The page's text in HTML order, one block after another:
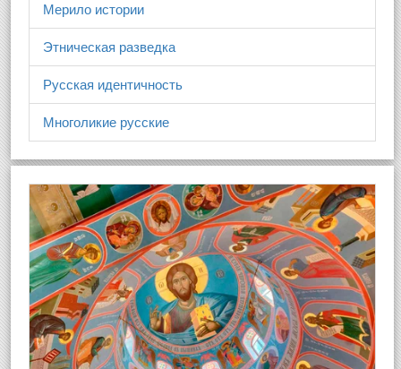
Мерило истории
Этническая разведка
Русская идентичность
Многоликие русские